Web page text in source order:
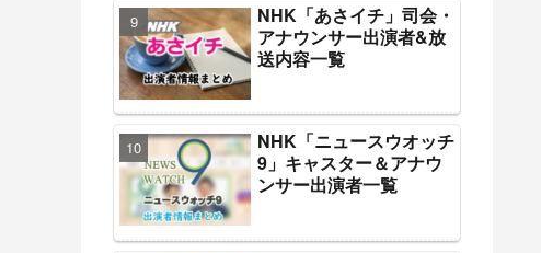
NHK「あさイチ」司会・
アナウンサー出演者&放
送内容一覧
NHK「ニュースウオッチ
9」キャスター＆アナウ
ンサー出演者一覧